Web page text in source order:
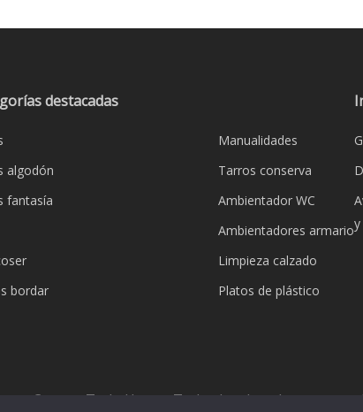
Las
pueden
la
destacadas
algodón
fantasía
bordar
Manualidades
Tarros conserva
Ambientador WC
Ambientadores armario
Limpieza calzado
Platos de plástico
Corona Todo Hogar. Todos los derechos